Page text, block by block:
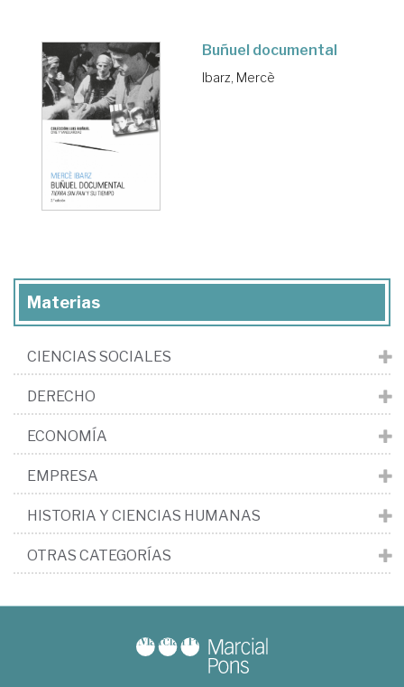
Buñuel documental
Ibarz, Mercè
Materias
CIENCIAS SOCIALES
DERECHO
ECONOMÍA
EMPRESA
HISTORIA Y CIENCIAS HUMANAS
OTRAS CATEGORÍAS